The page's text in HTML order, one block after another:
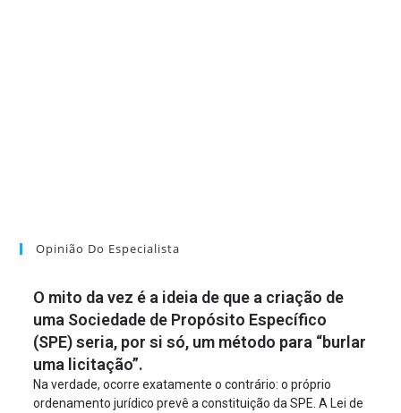
Opinião Do Especialista
O mito da vez é a ideia de que a criação de
uma Sociedade de Propósito Específico
(SPE) seria, por si só, um método para “burlar
uma licitação”.
Na verdade, ocorre exatamente o contrário: o próprio
ordenamento jurídico prevê a constituição da SPE. A Lei de